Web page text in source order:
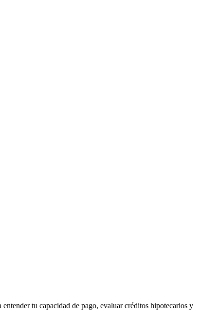
tu capacidad de pago, evaluar créditos hipotecarios y